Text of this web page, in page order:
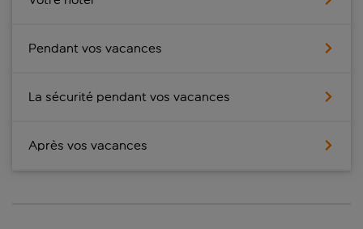
Pendant vos vacances
La sécurité pendant vos vacances
Après vos vacances